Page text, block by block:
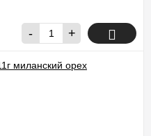
- +
миланский орех